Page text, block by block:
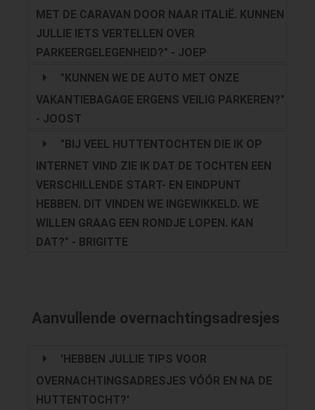
MET DE CARAVAN DOOR NAAR ITALIË. KUNNEN
JULLIE IETS VERTELLEN OVER
PARKEERGELEGENHEID?" - JOEP
"KUNNEN WE DE AUTO MET ONZE
VAKANTIEBAGAGE ERGENS VEILIG PARKEREN?"
- JOOST
"BIJ VEEL HUTTENTOCHTEN DIE IK OP
INTERNET VIND ZIE IK DAT DE TOCHTEN EEN
VERSCHILLENDE START- EN EINDPUNT
HEBBEN. DIT VINDEN WE INGEWIKKELD. WE
WILLEN GRAAG EEN RONDJE LOPEN. KAN
DAT?" - BRIGITTE
Aanvullende overnachtingsadresjes
'HEBBEN JULLIE TIPS VOOR
OVERNACHTINGSADRESJES VÓÓR EN NA DE
HUTTENTOCHT?'